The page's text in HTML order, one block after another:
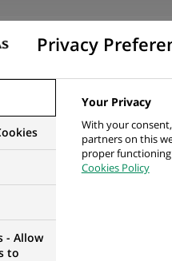
ESPAGNE
ESPAGNE
Privacy
- Allow
to
Your Privacy
With your
partners on this
proper
Cookies Policy